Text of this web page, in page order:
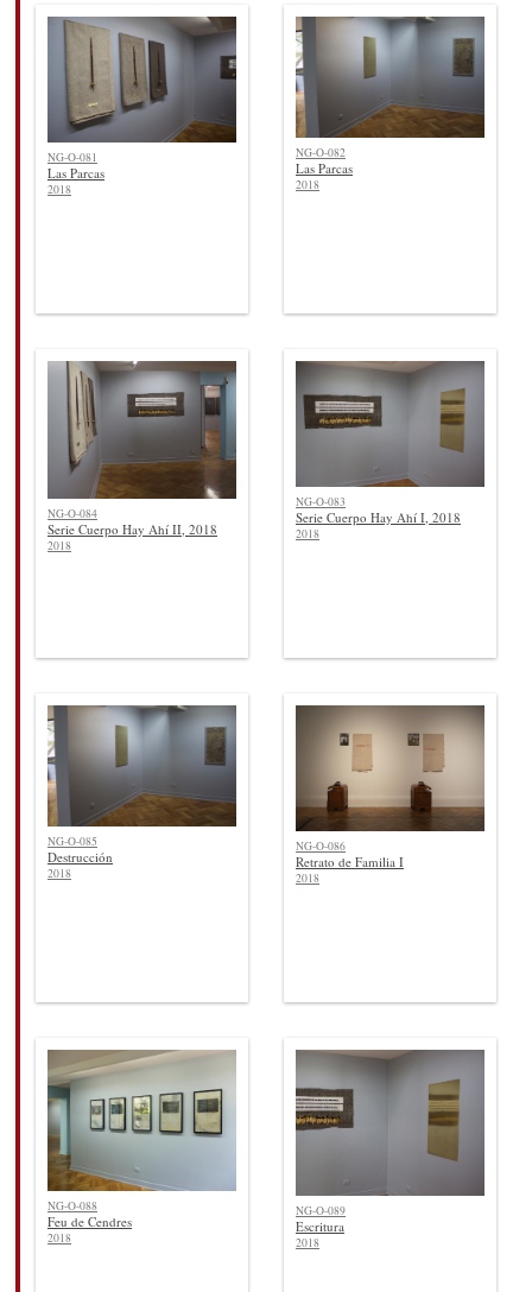
NG-O-081
Las Parcas
2018
NG-O-082
Las Parcas
2018
NG-O-084
Serie Cuerpo Hay Ahí II, 2018
2018
NG-O-083
Serie Cuerpo Hay Ahí I, 2018
2018
NG-O-085
Destrucción
2018
NG-O-086
Retrato de Familia I
2018
NG-O-088
Feu de Cendres
2018
NG-O-089
Escritura
2018